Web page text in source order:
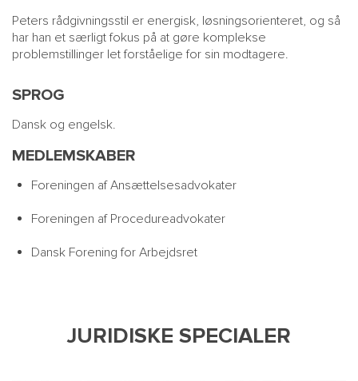
Peters rådgivningsstil er energisk, løsningsorienteret, og så
har han et særligt fokus på at gøre komplekse
problemstillinger let forståelige for sin modtagere.
SPROG
Dansk og engelsk.
MEDLEMSKABER
Foreningen af Ansættelsesadvokater
Foreningen af Procedureadvokater
Dansk Forening for Arbejdsret
JURIDISKE SPECIALER